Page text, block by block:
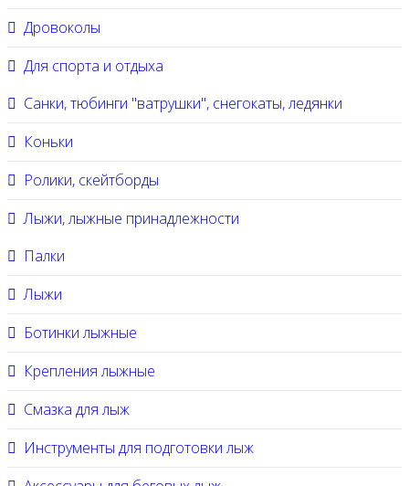
Дровоколы
Для спорта и отдыха
Санки, тюбинги "ватрушки", снегокаты, ледянки
Коньки
Ролики, скейтборды
Лыжи, лыжные принадлежности
Палки
Лыжи
Ботинки лыжные
Крепления лыжные
Смазка для лыж
Инструменты для подготовки лыж